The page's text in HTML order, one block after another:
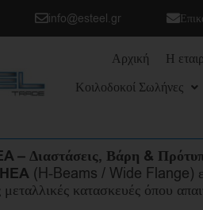
info@esteel.gr
Αρχική Η
Κοιλοδοκοί Σωλήνες
– Διαστάσεις, Βάρη &
HEA (H-Beams / Wide Flange)
κατασκευές όπου